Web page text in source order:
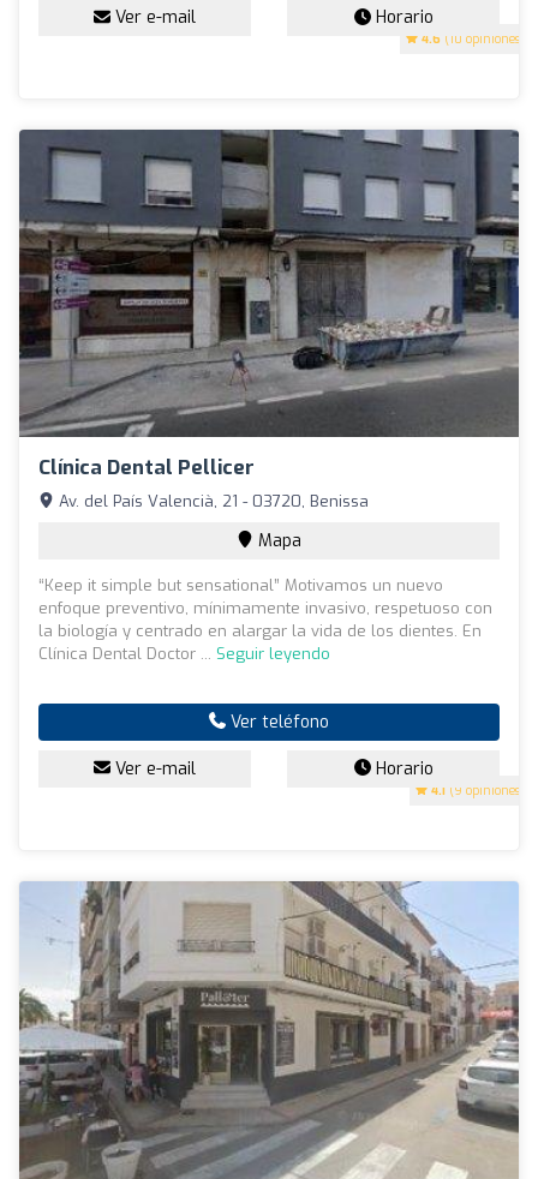
4.6 (10 opiniones)
Ver e-mail Horario
Clínica Dental Pellicer
4.1 (9 opiniones)
Av. del País Valencià, 21 - 03720, Benissa
Mapa
“Keep it simple but sensational” Motivamos un nuevo
enfoque preventivo, mínimamente invasivo, respetuoso con
la biología y centrado en alargar la vida de los dientes. En
Clínica Dental Doctor ... Seguir leyendo
Ver teléfono
Ver e-mail Horario